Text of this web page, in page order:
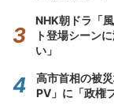
NHK朝ドラ「
ト登場シーン
い」
高市首相の被
PV」に「政権